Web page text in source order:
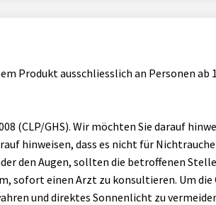
Produkt ausschliesslich an Personen
(CLP/GHS). Wir möchten Sie darauf
hinweisen, dass es nicht für
den Augen, sollten die betroffenen
sofort einen Arzt zu konsultieren. Um
und direktes Sonnenlicht zu